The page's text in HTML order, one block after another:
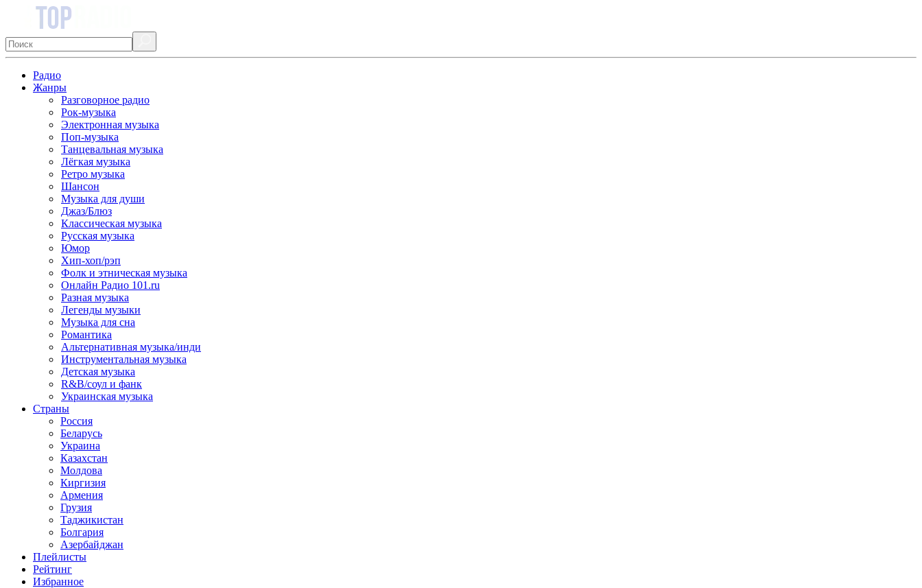
Радио
Жанры
Разговорное радио
Рок-музыка
Электронная музыка
Поп-музыка
Танцевальная музыка
Лёгкая музыка
Ретро музыка
Шансон
Музыка для души
Джаз/Блюз
Классическая музыка
Русская музыка
Юмор
Хип-хоп/рэп
Фолк и этническая музыка
Онлайн Радио 101.ru
Разная музыка
Легенды музыки
Музыка для сна
Романтика
Альтернативная музыка/инди
Инструментальная музыка
Детская музыка
R&B/cоул и фанк
Украинская музыка
Страны
Россия
Беларусь
Украина
Казахстан
Молдова
Киргизия
Армения
Грузия
Таджикистан
Болгария
Азербайджан
Плейлисты
Рейтинг
Избранное